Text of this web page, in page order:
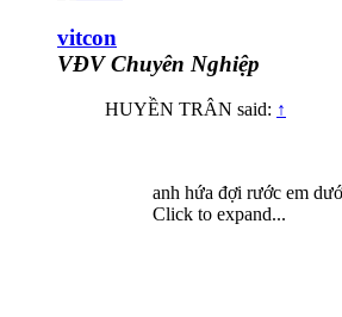
vitcon
VĐV Chuyên Nghiệp
HUYỀN TRÂN said: ↑
anh hứa đợi rước em
Click to expand...